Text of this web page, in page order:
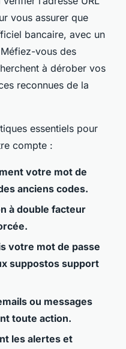
vous assurer que
bancaire, avec un
vous des
à dérober vos
reconnues de la
essentiels pour
compte :
votre mot de
anciens codes.
à double facteur
votre mot de passe
suppostos support
ou messages
toute action.
les alertes et